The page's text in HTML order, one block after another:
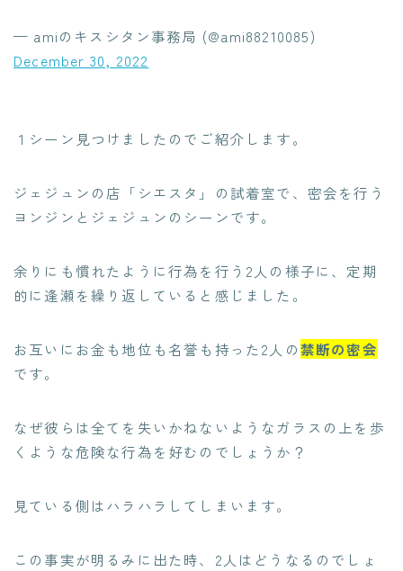
— amiのキスシタン事務局 (@ami88210085)
December 30, 2022
１シーン見つけましたのでご紹介します。
ジェジュンの店「シエスタ」の試着室で、密会を行う
ヨンジンとジェジュンのシーンです。
余りにも慣れたように行為を行う2人の様子に、定期
的に逢瀬を繰り返していると感じました。
お互いにお金も地位も名誉も持った2人の禁断の密会
です。
なぜ彼らは全てを失いかねないようなガラスの上を歩
くような危険な行為を好むのでしょうか？
見ている側はハラハラしてしまいます。
この事実が明るみに出た時、2人はどうなるのでしょ